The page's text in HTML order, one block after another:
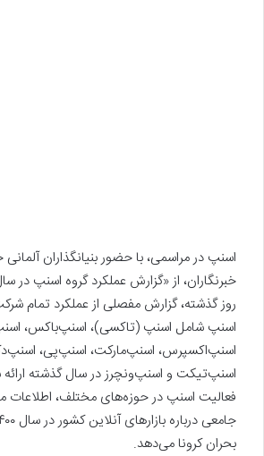
اسنپ در مراسمی، با حضور بنیانگذاران
روز گذشته، گزارش مفصلی از عملکرد تمام
اسنپ شامل اسنپ‌ (تاکسی)، اسنپ‌باکس،
اسنپ‌اکسپرس، اسنپ‌مارکت، اسنپ‌پی،
اسنپ‌تیکت و اسنپ‌ونچرز در سال گذشته ارائه
فعالیت اسنپ در حوزه‌های مختلف، اطلاعات
بحران کرونا می‌دهد.